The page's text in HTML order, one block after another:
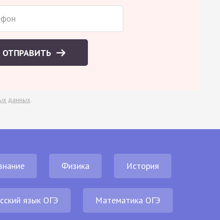
ОТПРАВИТЬ
данных.
Физика История
язык ОГЭ Математика ОГЭ